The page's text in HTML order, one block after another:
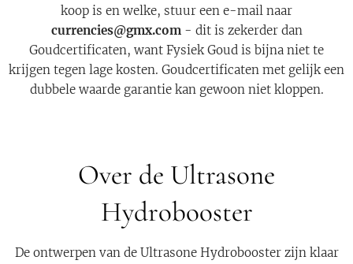
koop is en welke, stuur een e-mail naar
currencies@gmx.com- dit is zekerder dan
Goudcertificaten, want Fysiek Goud is bijna niet te
krijgen tegen lage kosten. Goudcertificaten met gelijk een
dubbele waarde garantie kan gewoon niet kloppen.
Over de Ultrasone
Hydrobooster
De ontwerpen van de Ultrasone Hydrobooster zijn klaar